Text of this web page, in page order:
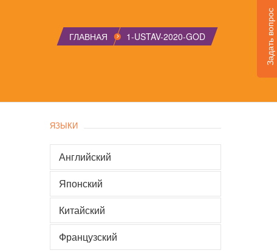
ГЛАВНАЯ 1-USTAV-2020-GOD
ЯЗЫКИ
Английский
Японский
Китайский
Французский
Задать вопрос